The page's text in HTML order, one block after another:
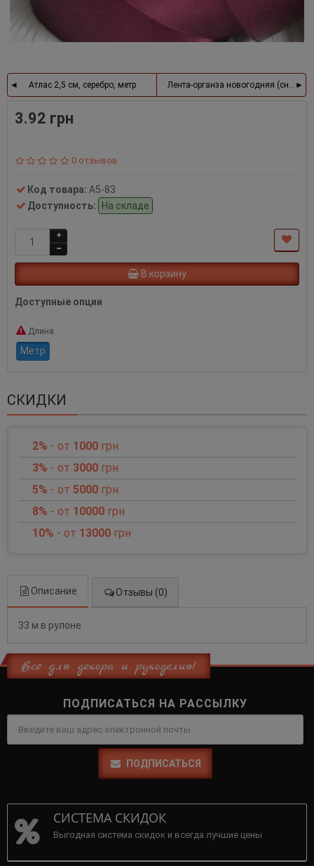
Атлас 2,5 см, серебро, метр Лента-органза новогодняя
3.92 грн
0 отзывов
Код товара: A5-83
Доступность:
На складе
В корзину
Доступные опции
Длина
Метр
СКИДКИ
2% - от 1000 грн
3% - от 3000 грн
5% - от 5000 грн
8% - от 10000 грн
10% - от 13000 грн
Описание Отзывы (0)
33 м в рулоне
Всё для декора и рукоделия!
ПОДПИСАТЬСЯ НА РАССЫЛКУ
ПОДПИСАТЬСЯ
СИСТЕМА СКИДОК
Выгодная система скидок и всегда лучшие цены